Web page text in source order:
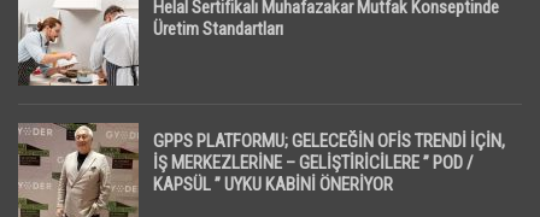
Helal Sertifikalı Muhafazakar Mutfak Konseptinde
Üretim Standartları
GPPS PLATFORMU; GELECEĞİN OFİS TRENDİ İÇİN,
İŞ MERKEZLERİNE – GELİŞTİRİCİLERE ” POD /
KAPSÜL ” UYKU KABİNİ ÖNERİYOR